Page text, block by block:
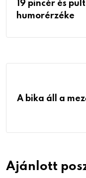
19 pincér és
humorérzéke
A bika áll a
Ajánlott